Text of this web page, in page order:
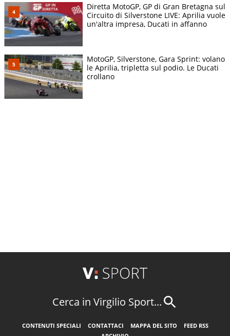
Diretta MotoGP, GP di Gran Bretagna sul
Circuito di Silverstone LIVE: Aprilia vuole
un'altra impresa, Ducati in affanno
MotoGP, Silverstone, Gara Sprint: volano
le Aprilia, tripletta sul podio. Le Ducati
crollano
Cerca in Virgilio Sport...
CONTENUTI SPECIALI CONTATTACI MAPPA DEL SITO
FEED RSS